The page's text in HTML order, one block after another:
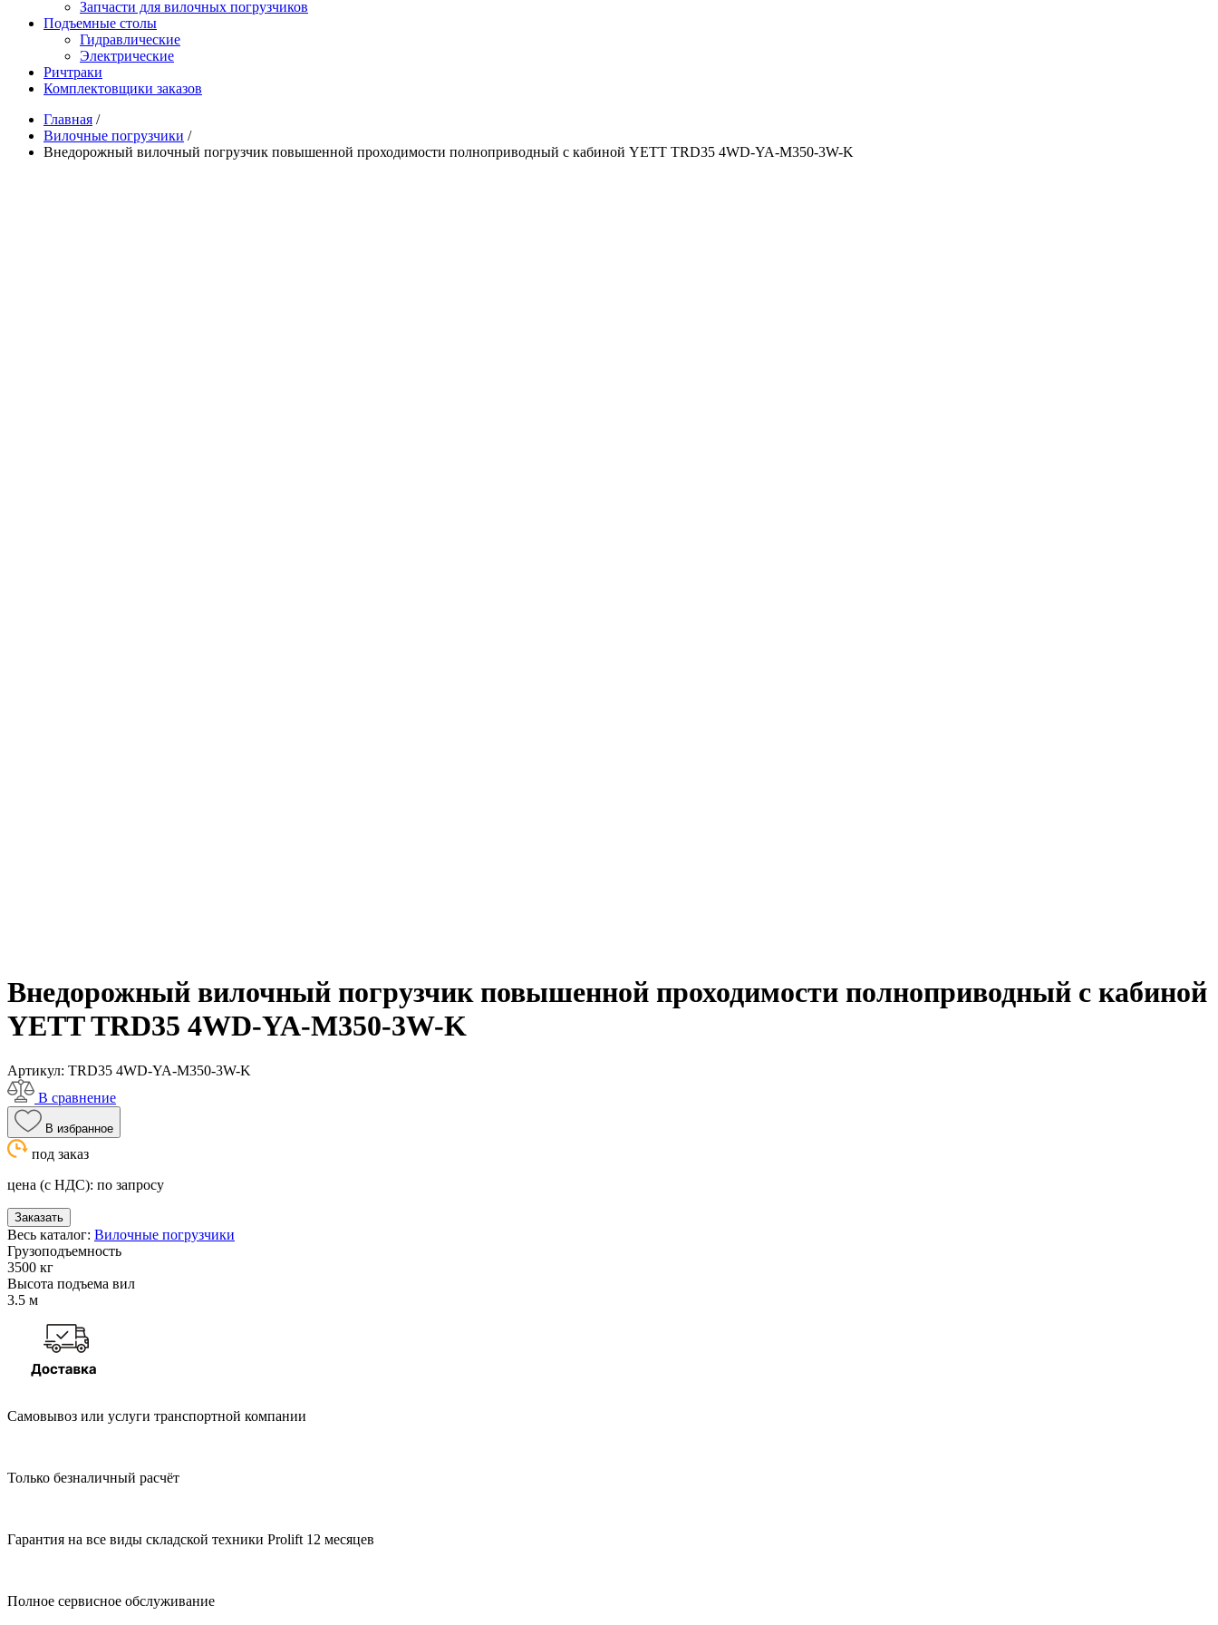
Запчасти для вилочных погрузчиков
Подъемные столы
Гидравлические
Электрические
Ричтраки
Комплектовщики заказов
Главная /
Вилочные погрузчики /
Внедорожный вилочный погрузчик повышенной проходимости полноприводный с кабиной YETT TRD35 4WD-YA-M350-3W-K
Внедорожный вилочный погрузчик повышенной проходимости полноприводный с кабиной
YETT TRD35 4WD-YA-M350-3W-K
Артикул: TRD35 4WD-YA-M350-3W-K
В сравнение
В избранное
под заказ
цена (с НДС): по запросу
Заказать
Весь каталог: Вилочные погрузчики
Грузоподъемность
3500 кг
Высота подъема вил
3.5 м
Самовывоз или услуги транспортной компании
Только безналичный расчёт
Гарантия на все виды складской техники Prolift 12 месяцев
Полное сервисное обслуживание